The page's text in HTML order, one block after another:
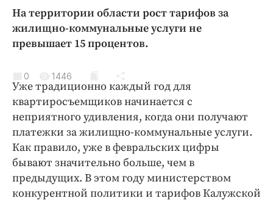
Народные новости
Авто и транспорт
Благоустройство
Культура
Недвижимость и ЖКХ
Образование
Общество
Погода
Праздники
Происшествия
На территории области рост тарифов за
жилищно-коммунальные услуги не
превышает 15 процентов.
0 1446
Уже традиционно каждый год для
квартиросъемщиков начинается с
неприятного удивления, когда они получают
платежки за жилищно-коммунальные услуги.
Как правило, уже в февральских цифры
бывают значительно больше, чем в
предыдущих. В этом году министерством
конкурентной политики и тарифов Калужской